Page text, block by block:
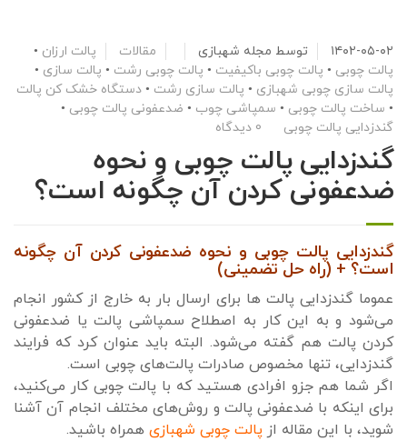
۱۴۰۲-۰۵-۰۲ توسط مجله شهبازی مقالات پالت ارزان •
پالت چوبی • پالت چوبی باکیفیت • پالت چوبی رشت • پالت سازی •
پالت سازی چوبی شهبازی • پالت سازی رشت • دستگاه خشک کن پالت
• ساخت پالت چوبی • سمپاشی چوب • ضدعفونی پالت چوبی •
گندزدایی پالت چوبی
0 دیدگاه
گندزدایی پالت چوبی و نحوه
ضدعفونی کردن آن چگونه است؟
گندزدایی پالت چوبی و نحوه ضدعفونی کردن آن چگونه
است؟ + (راه حل تضمینی)
عموما گندزدایی پالت ها برای ارسال بار به خارج از کشور انجام
می‌شود و به این کار به اصطلاح سمپاشی پالت یا ضدعفونی
کردن پالت هم گفته می‌شود. البته باید عنوان کرد که فرایند
گندزدایی، تنها مخصوص صادرات پالت‌های چوبی است.
اگر شما هم جزو افرادی هستید که با پالت چوبی کار می‌کنید،
برای اینکه با ضدعفونی پالت و روش‌های مختلف انجام آن آشنا
شوید، با این مقاله از پالت چوبی شهبازی همراه باشید.